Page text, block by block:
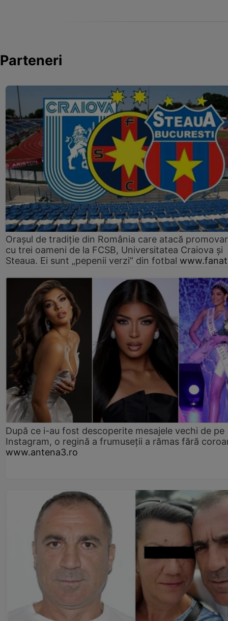
Parteneri
Orașul de tradiție din România care atacă
cu trei oameni de la FCSB, Universitatea Craiova și
Steaua. Ei sunt „pepenii verzi” din fotbal
După ce i-au fost descoperite mesajele vechi de pe
Instagram, o regină a frumuseții a rămas fără
www.antena3.ro